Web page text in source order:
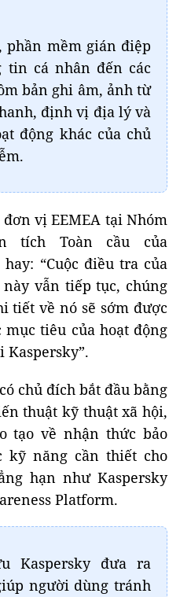
phần mềm gián điệp
tin cá nhân đến các
bản ghi âm, ảnh từ
định vị địa lý và
động khác của chủ
vị EEMEA tại Nhóm
tích Toàn cầu của
hay: “Cuộc điều tra của
vẫn tiếp tục, chúng
tiết về nó sẽ sớm được
mục tiêu của hoạt động
Kaspersky”.
chủ đích bắt đầu bằng
thuật kỹ thuật xã hội,
tạo về nhận thức bảo
kỹ năng cần thiết cho
hạn như Kaspersky
Platform.
Kaspersky đưa ra
người dùng tránh